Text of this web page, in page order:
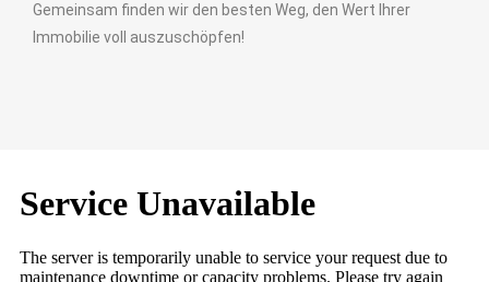
Gemeinsam finden wir den besten Weg, den Wert Ihrer
Immobilie voll auszuschöpfen!